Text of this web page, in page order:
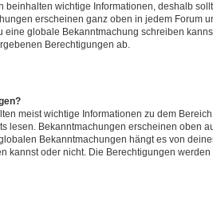
beinhalten wichtige Informationen, deshalb
erscheinen ganz oben in jedem Forum
eine globale Bekanntmachung schreiben
Berechtigungen ab.
meist wichtige Informationen zu dem
lesen. Bekanntmachungen erscheinen oben
Bekanntmachungen hängt es von
kannst oder nicht. Die Berechtigungen